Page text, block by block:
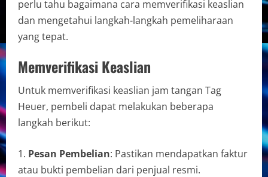
perlu tahu bagaimana cara memverifikasi keaslian
dan mengetahui langkah-langkah pemeliharaan
yang tepat.
Memverifikasi Keaslian
Untuk memverifikasi keaslian jam tangan Tag
Heuer, pembeli dapat melakukan beberapa
langkah berikut:
Pesan Pembelian: Pastikan mendapatkan faktur
atau bukti pembelian dari penjual resmi.